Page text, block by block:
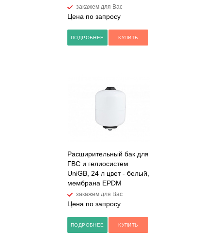
закажем для Вас
Цена по запросу
ПОДРОБНЕЕ КУПИТЬ
Расширительный бак для
ГВС и гелиосистем
UniGB, 24 л цвет - белый,
мембрана EPDM
закажем для Вас
Цена по запросу
ПОДРОБНЕЕ КУПИТЬ